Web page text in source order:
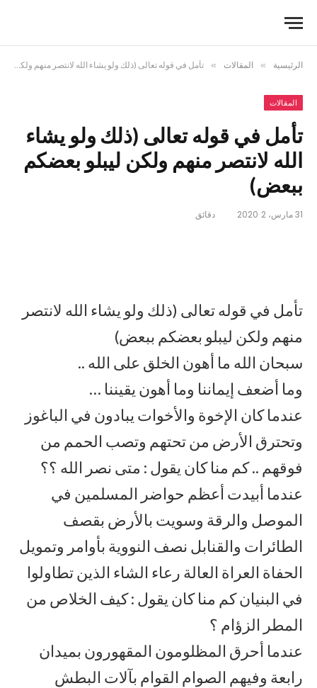
الرئيسية » المقالات » تأمل في قوله تعالى (ذلك ولو يشاء الله لانتصر منهم ولكن ليبلو بعضكم ببعض)
المقالات
تأمل في قوله تعالى (ذلك ولو يشاء
الله لانتصر منهم ولكن ليبلو بعضكم
ببعض)
31 مارس، 2020 2 دقائق
تأمل في قوله تعالى (ذلك ولو يشاء الله لانتصر
منهم ولكن ليبلو بعضكم ببعض)
سبحان الله ما أهون الخلق على الله ..
وما أضعف إيماننا وما أهون يقيننا …
عندما كان الإخوة والأخوات يبادون في الباغوز
وتحترق الأرض من تحتهم وتصب الحمم من
فوقهم .. كم منا كان يقول : متى نصر الله ؟؟
عندما أبيدت أعظم حواضر المسلمين في
الموصل والرقة وسويت بالأرض بقصف
الطائرات والقنابل نصف النووية بأوامر وتمويل
الحفاة العراة العالة رعاء الشاء الذين تطاولوا
في البنيان كم منا كان يقول : كيف الخلاص من
المطر الزؤام ؟
عندما أحرق المظلومون المقهورون بميدان
رابعة وفيهم الصوام القوام بآلات البطش